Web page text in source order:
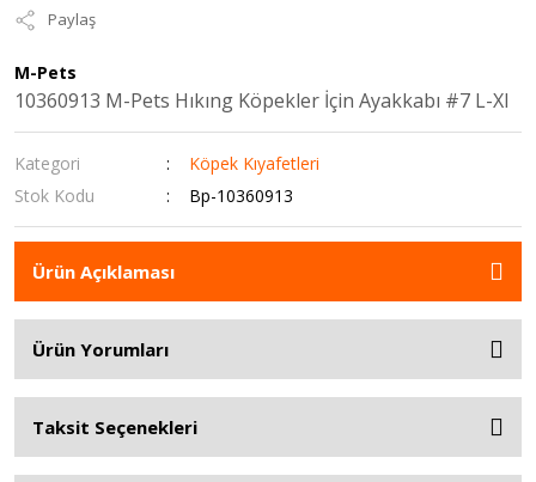
Paylaş
M-Pets
10360913 M-Pets Hıkıng Köpekler İçin Ayakkabı #7 L-Xl
Kategori
Köpek Kıyafetleri
Stok Kodu
Bp-10360913
Ürün Açıklaması
Ürün Yorumları
Taksit Seçenekleri